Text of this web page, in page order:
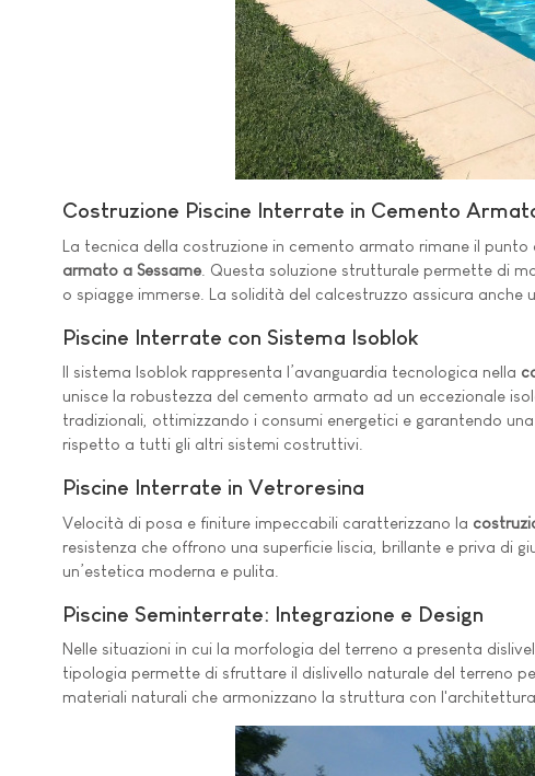
Costruzione Piscine Interrate in Cemento
La tecnica della costruzione in cemento armato rimane il
armato a Sessame . Questa soluzione strutturale permette di
o spiagge immerse. La solidità del calcestruzzo assicura
Piscine Interrate con Sistema Isoblok
Il sistema Isoblok rappresenta l’avanguardia tecnologica nella
unisce la robustezza del cemento armato ad un eccezionale
tradizionali, ottimizzando i consumi energetici e garantendo
rispetto a tutti gli altri sistemi costruttivi.
Piscine Interrate in Vetroresina
Velocità di posa e finiture impeccabili caratterizzano la
resistenza che offrono una superficie liscia, brillante e priva di
un’estetica moderna e pulita.
Piscine Seminterrate: Integrazione e Design
Nelle situazioni in cui la morfologia del terreno a presenta
tipologia permette di sfruttare il dislivello naturale del terreno
materiali naturali che armonizzano la struttura con l'architettura